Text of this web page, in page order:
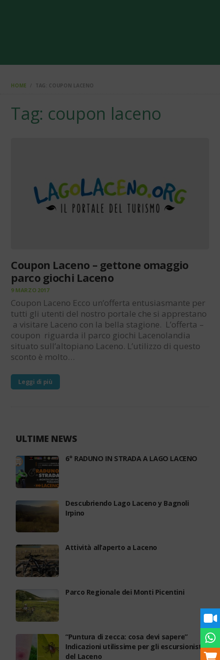
HOME TAG: COUPON LACENO
Tag: coupon laceno
Coupon Laceno – gettone omaggio
parco giochi Laceno
9 MARZO 2017
Coupon Laceno Ecco un’offerta entusiasmante per
tutti gli utenti del nostro portale che si apprestano
a visitare Laceno con la bella stagione. L’offerta –
coupon riguarda il parco giochi Lacenolandia
situato sull’altopiano Laceno. L’utilizzo di questo
sconto è molto…
Leggi di più
ULTIME NEWS
6° RADUNO IN STRADA A LAGO LACENO
Descubriendo Lago Laceno y Bagnoli
Irpino
Attività all’aperto a Laceno
Parco Regionale dei Monti Picentini
“Puntura di zecca: cosa devi sapere”
Indicazioni utilissime per gli escursionisti
del Laceno